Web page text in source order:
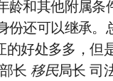
龄和其他附属条
还可以继承。
的好处多多，但
长移民局长 司